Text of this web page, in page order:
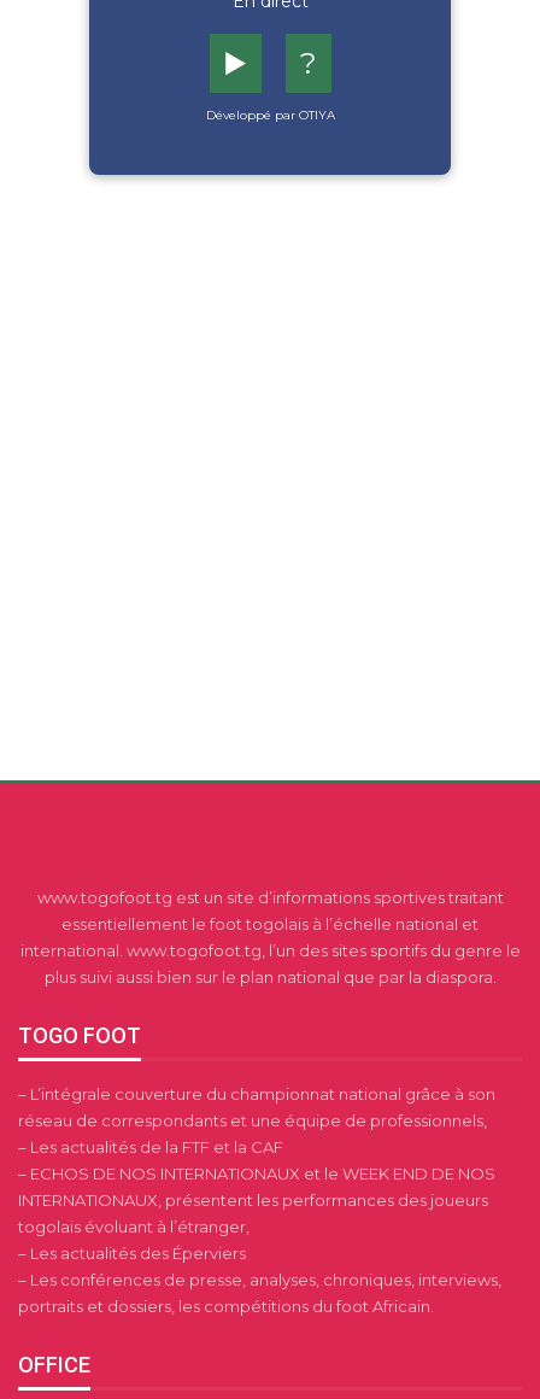
▶️ ?
Développé par OTIYA
www.togofoot.tg est un site d’informations sportives traitant
essentiellement le foot togolais à l’échelle national et
international. www.togofoot.tg, l’un des sites sportifs du genre le
plus suivi aussi bien sur le plan national que par la diaspora.
TOGO FOOT
– L’intégrale couverture du championnat national grâce à son
réseau de correspondants et une équipe de professionnels,
– Les actualités de la FTF et la CAF
– ECHOS DE NOS INTERNATIONAUX et le WEEK END DE NOS
INTERNATIONAUX, présentent les performances des joueurs
togolais évoluant à l’étranger,
– Les actualités des Éperviers
– Les conférences de presse, analyses, chroniques, interviews,
portraits et dossiers, les compétitions du foot Africain.
OFFICE